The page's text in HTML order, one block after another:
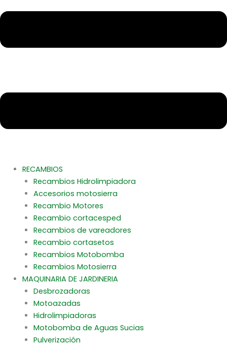
RECAMBIOS
Recambios Hidrolimpiadora
Accesorios motosierra
Recambio Motores
Recambio cortacesped
Recambios de vareadores
Recambio cortasetos
Recambios Motobomba
Recambios Motosierra
MAQUINARIA DE JARDINERIA
Desbrozadoras
Motoazadas
Hidrolimpiadoras
Motobomba de Aguas Sucias
Pulverización